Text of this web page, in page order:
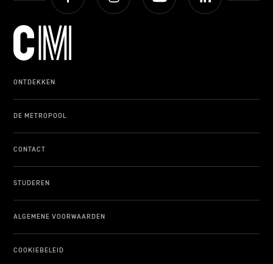
ONTDEKKEN
DE METROPOOL
CONTACT
STUDEREN
ALGEMENE VOORWAARDEN
COOKIEBELEID